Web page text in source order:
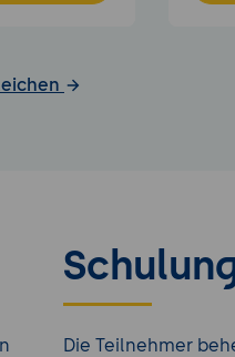
Die Teilnehmer